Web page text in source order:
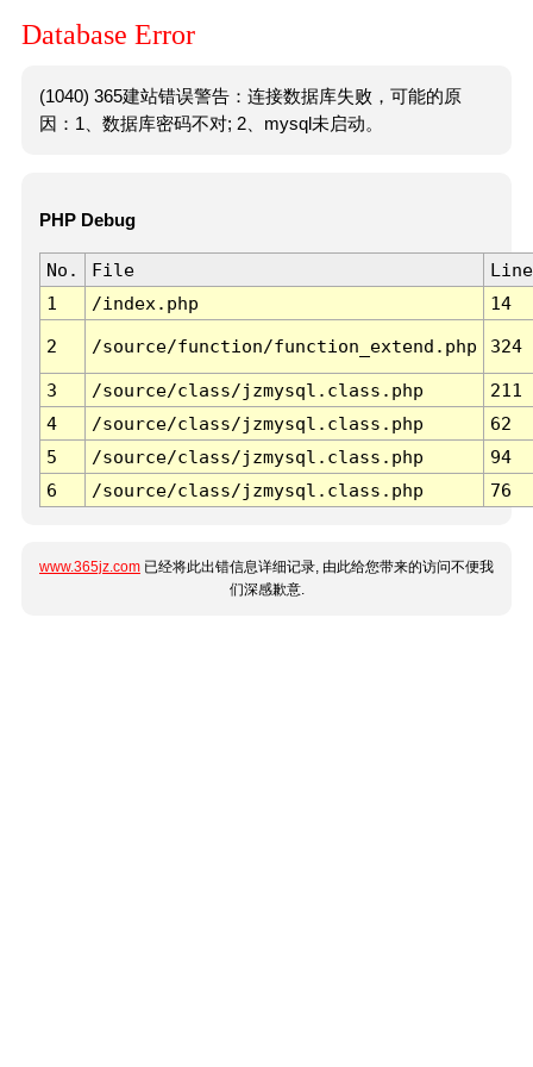
Database Error
(1040) 365建站错误警告：连接数据库失败，可能的原
因：1、数据库密码不对; 2、mysql未启动。
PHP Debug
No. File
Line
1
/index.php 14
2 /source/function/function_extend.php 324
3 /source/class/jzmysql.class.php
211
4
/source/class/jzmysql.class.php
62
5
/source/class/jzmysql.class.php
94
6
/source/class/jzmysql.class.php 76
www.365jz.com 已经将此出错信息详细记录, 由此给您带来的访问不便我
们深感歉意.